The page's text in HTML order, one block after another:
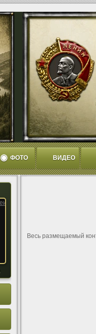
◉ ФОТО ВИДЕО
Весь размещаемый